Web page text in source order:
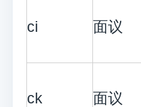
ci 面议
ck 面议